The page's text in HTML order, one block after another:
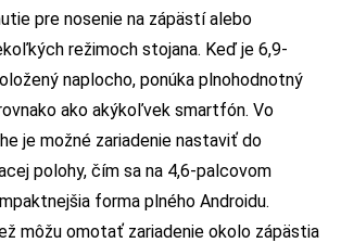
pre nosenie na zápästí alebo
režimoch stojana. Keď je 6,9-
naplocho, ponúka plnohodnotný
ako akýkoľvek smartfón. Vo
je možné zariadenie nastaviť do
polohy, čím sa na 4,6-palcovom
forma plného Androidu.
môžu omotať zariadenie okolo zápästia